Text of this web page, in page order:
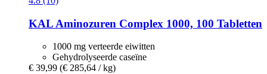
KAL Aminozuren Complex 1000, 100 Tabletten
1000 mg verteerde eiwitten
Gehydrolyseerde caseïne
€ 39,99 (€ 285,64 / kg)